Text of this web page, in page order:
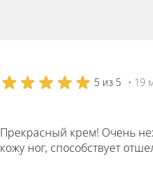
5 из 5 • 19
Прекрасный крем! Очень
кожу ног, способствует